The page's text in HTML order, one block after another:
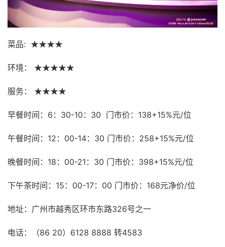
菜品: ★★★★
环境： ★★★★★
服务： ★★★★
早餐时间： 6 ： 30-10 ： 30 门市价： 138+15%元/位
午餐时间： 12 ： 00-14： 30 门市价： 258+15%元/位
晚餐时间： 18 ： 00-21 ： 30 门市价： 398+15%元/位
下午茶时间： 15 ： 00-17： 00 门市价： 168元净价/位
地址：广州市越秀区环市东路326号之一
电话：（86 20）6128 8888 转4583